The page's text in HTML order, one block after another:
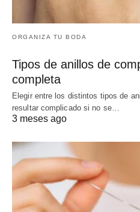
ORGANIZA TU BODA
Tipos de anillos de
completa
Elegir entre los distintos tipos de
resultar complicado si no se…
3 meses ago